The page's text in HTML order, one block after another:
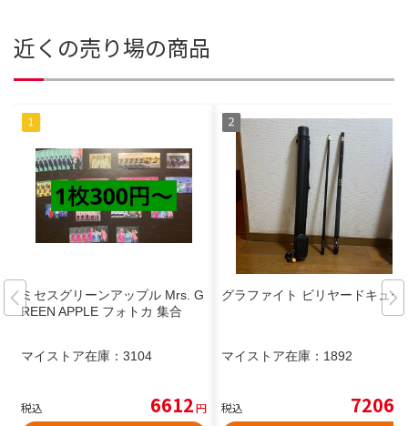
近くの売り場の商品
ミセスグリーンアップル Mrs. G
REEN APPLE フォトカ 集合
マイストア在庫： 3104
税込 6612円
グラファイト ビリヤードキュー
マイストア在庫： 1892
税込 7206